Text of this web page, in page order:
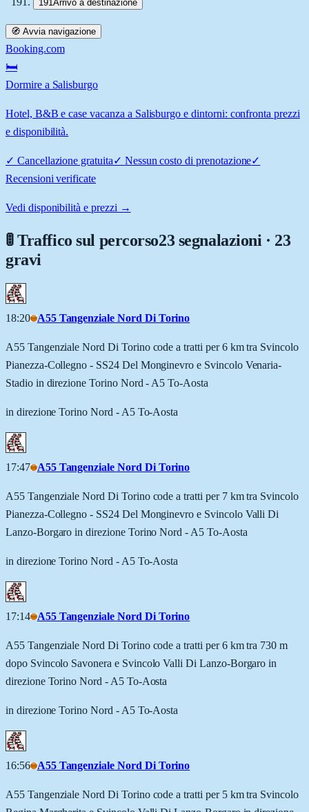
191 Arrivo a destinazione
🧭 Avvia navigazione
Booking.com
🛏️
Dormire a Salisburgo
Hotel, B&B e case vacanza a Salisburgo e dintorni: confronta prezzi
e disponibilità.
✓ Cancellazione gratuita✓ Nessun costo di prenotazione✓
Recensioni verificate
Vedi disponibilità e prezzi →
🚦 Traffico sul percorso23 segnalazioni · 23
gravi
18:20 A55 Tangenziale Nord Di Torino
A55 Tangenziale Nord Di Torino code a tratti per 6 km tra Svincolo
Pianezza-Collegno - SS24 Del Monginevro e Svincolo Venaria-
Stadio in direzione Torino Nord - A5 To-Aosta
in direzione Torino Nord - A5 To-Aosta
17:47 A55 Tangenziale Nord Di Torino
A55 Tangenziale Nord Di Torino code a tratti per 7 km tra Svincolo
Pianezza-Collegno - SS24 Del Monginevro e Svincolo Valli Di
Lanzo-Borgaro in direzione Torino Nord - A5 To-Aosta
in direzione Torino Nord - A5 To-Aosta
17:14 A55 Tangenziale Nord Di Torino
A55 Tangenziale Nord Di Torino code a tratti per 6 km tra 730 m
dopo Svincolo Savonera e Svincolo Valli Di Lanzo-Borgaro in
direzione Torino Nord - A5 To-Aosta
in direzione Torino Nord - A5 To-Aosta
16:56 A55 Tangenziale Nord Di Torino
A55 Tangenziale Nord Di Torino code a tratti per 5 km tra Svincolo